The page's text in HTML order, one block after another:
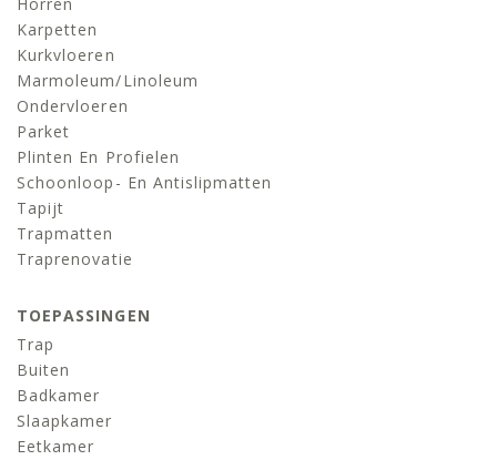
Karpetten
Kurkvloeren
Marmoleum/linoleum
Ondervloeren
Parket
Plinten En Profielen
Schoonloop- En Antislipmatten
Tapijt
Trapmatten
Traprenovatie
TOEPASSINGEN
Trap
Buiten
Badkamer
Slaapkamer
Eetkamer